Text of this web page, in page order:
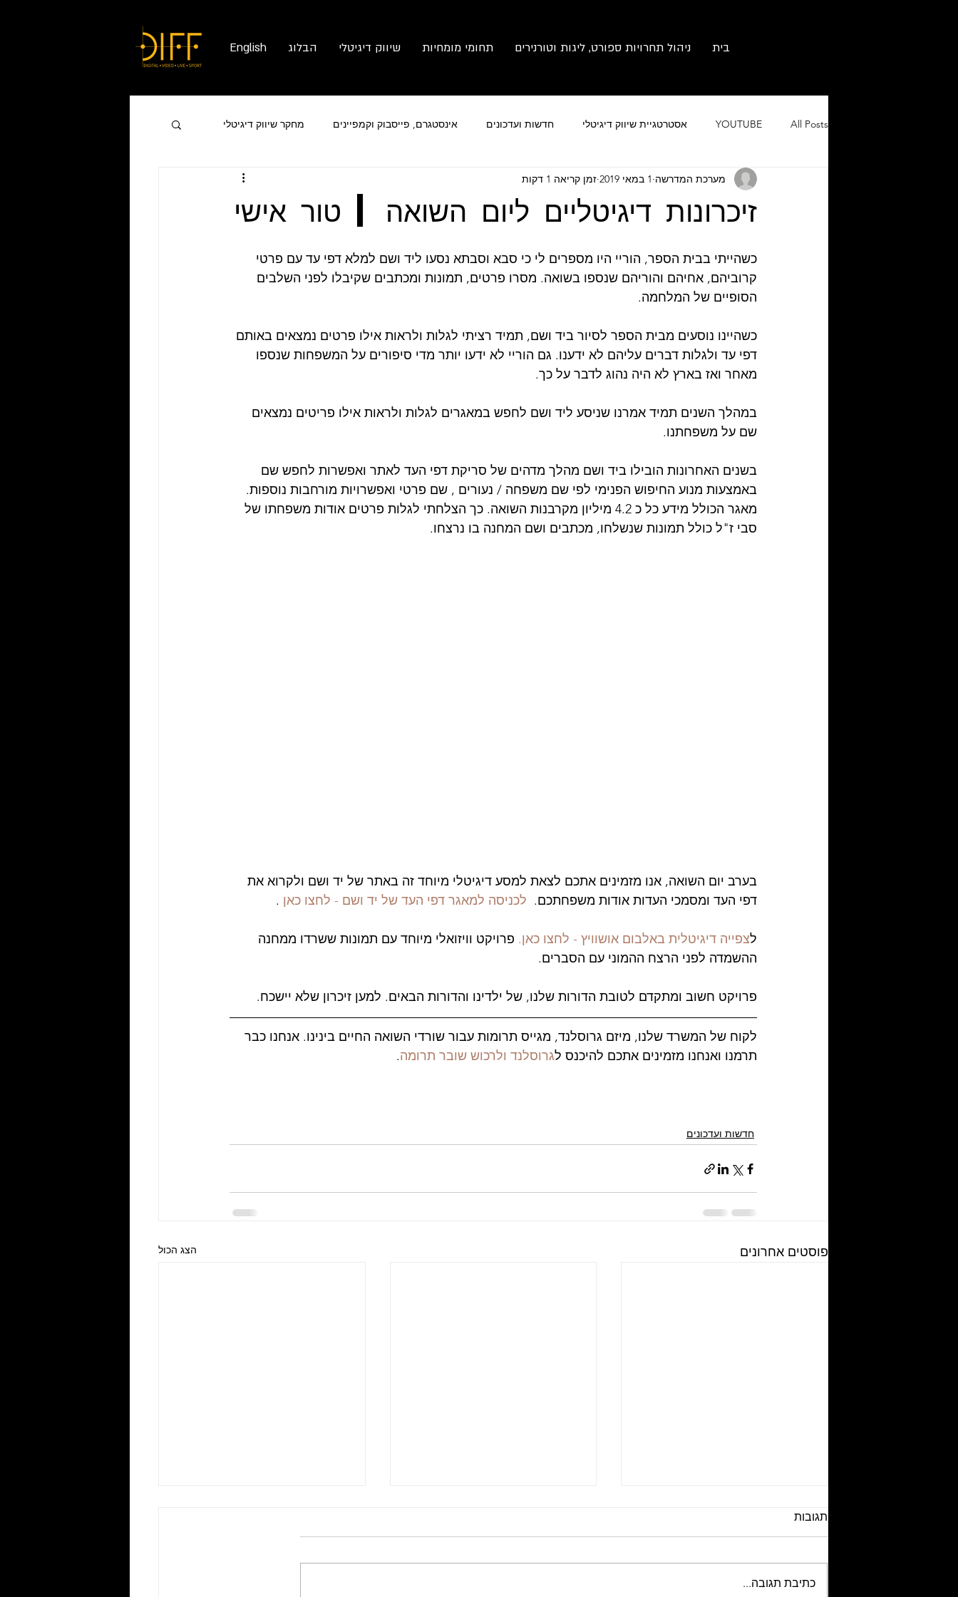
בית ניהול תחרויות ספורט, ליגות וטורנירים תחומי מומחיות שיווק דיגיטלי הבלוג English
All Posts
YOUTUBE אסטרטגיית שיווק דיגיטלי חדשות ועדכונים אינסטגרם, פייסבוק וקמפיינים מחקר שיווק דיגיטלי
גוגל אורגני וממומן מיתוג ובניית מותג צילום זום
זיכרונות דיגיטליים ליום השואה | טור אישי
מערכת המדרשה 1 במאי 2019 זמן קריאה 1 דקות
כשהייתי בבית הספר, הוריי היו מספרים לי כי סבא וסבתא נסעו ליד ושם למלא דפי עד עם פרטי
קרוביהם, אחיהם והוריהם שנספו בשואה. מסרו פרטים, תמונות ומכתבים שקיבלו לפני השלבים
הסופיים של המלחמה.
כשהיינו נוסעים מבית הספר לסיור ביד ושם, תמיד רציתי לגלות ולראות אילו פרטים נמצאים באותם
דפי עד ולגלות דברים עליהם לא ידענו. גם הוריי לא ידעו יותר מדי סיפורים על המשפחות שנספו
מאחר ואז בארץ לא היה נהוג לדבר על כך.
במהלך השנים תמיד אמרנו שניסע ליד ושם לחפש במאגרים לגלות ולראות אילו פריטים נמצאים
שם על משפחתנו.
בשנים האחרונות הובילו ביד ושם מהלך מדהים של סריקת דפי העד לאתר ואפשרות לחפש שם
באמצעות מנוע החיפוש הפנימי לפי שם משפחה / נעורים , שם פרטי ואפשרויות מורחבות נוספות.
מאגר הכולל מידע כל כ 4.2 מיליון מקרבנות השואה. כך הצלחתי לגלות פרטים אודות משפחתו של
סבי ז"ל כולל תמונות שנשלחו, מכתבים ושם המחנה בו נרצחו.
בערב יום השואה, אנו מזמינים אתכם לצאת למסע דיגיטלי מיוחד זה באתר של יד ושם ולקרוא את
דפי העד ומסמכי העדות אודות משפחתכם. לכניסה למאגר דפי העד של יד ושם - לחצו כאן .
לצפייה דיגיטלית באלבום אושוויץ - לחצו כאן. פרויקט וויזואלי מיוחד עם תמונות ששרדו ממחנה
ההשמדה לפני הרצח ההמוני עם הסברים.
פרויקט חשוב ומתקדם לטובת הדורות שלנו, של ילדינו והדורות הבאים. למען זיכרון שלא יישכח.
לקוח של המשרד שלנו, מיזם גרוסלנד, מגייס תרומות עבור שורדי השואה החיים בינינו. אנחנו כבר
תרמנו ואנחנו מזמינים אתכם להיכנס לגרוסלנד ולרכוש שובר תרומה.
חדשות ועדכונים
פוסטים אחרונים הצג הכול
תגובות
כתיבת תגובה...